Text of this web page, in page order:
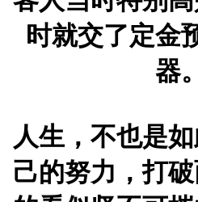
时就交了定金
器。
人生，不也是
己的努力，打